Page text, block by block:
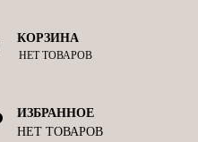
КОРЗИНА
НЕТ ТОВАРОВ
ИЗБРАННОЕ
НЕТ ТОВАРОВ